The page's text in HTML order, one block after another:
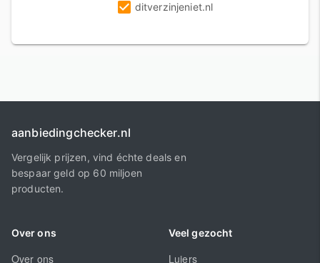
ditverzinjeniet.nl
aanbiedingchecker.nl
Vergelijk prijzen, vind échte deals en
bespaar geld op 60 miljoen
producten.
Over ons
Over ons
Veel gezocht
Luiers